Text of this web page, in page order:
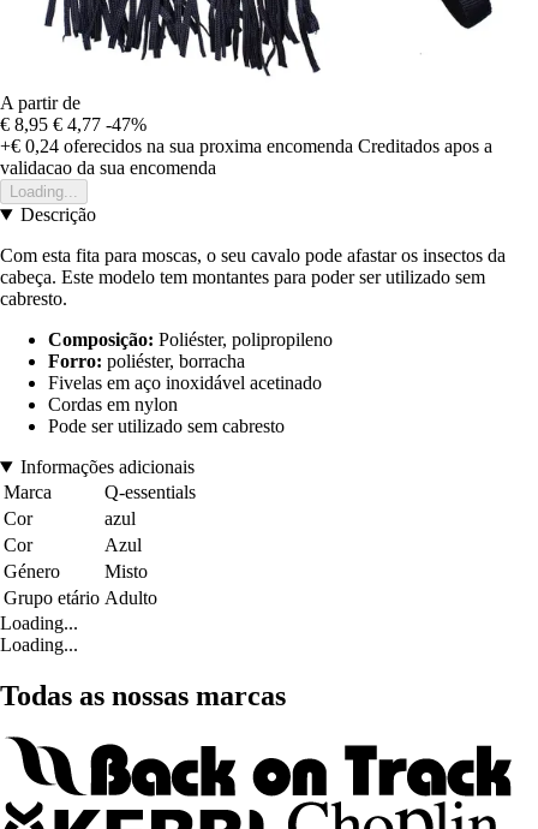
A partir de
€ 8,95 € 4,77 -47%
+€ 0,24 oferecidos na sua proxima encomenda Creditados apos a
validacao da sua encomenda
Loading...
Descrição
Com esta fita para moscas, o seu cavalo pode afastar os insectos da
cabeça. Este modelo tem montantes para poder ser utilizado sem
cabresto.
Composição: Poliéster, polipropileno
Forro: poliéster, borracha
Fivelas em aço inoxidável acetinado
Cordas em nylon
Pode ser utilizado sem cabresto
Informações adicionais
Marca
Q-essentials
Cor
azul
Cor
Azul
Género
Misto
Grupo etário Adulto
Loading...
Loading...
Todas as nossas marcas